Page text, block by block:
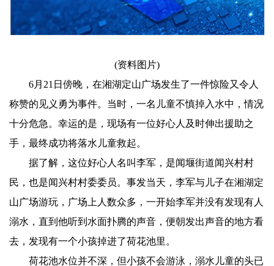
(资料图片)
6月21日傍晚，在湘湖定山广场发生了一件惊险又令人
称赞的见义勇为事件。当时，一名儿童不慎掉入水中，情况
十分危急。幸运的是，现场有一位好心人及时伸出援助之
手，最终成功将落水儿童救起。
据了解，这位好心人名叫李军，是闻堰街道闻兴村村
民，也是闻兴村村委委员。事发当天，李军与儿子在湘湖定
山广场游玩，广场上人数众多，一开始李军并没有发现有人
溺水，直到他听到水面扑腾的声音，便朝发出声音的地方看
去，发现有一个小孩掉进了荷花池里。
荷花池水位并不深，但小孩不会游泳，溺水儿童的头已